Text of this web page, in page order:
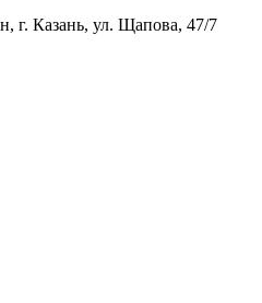
г. Казань, ул. Щапова, 47/7